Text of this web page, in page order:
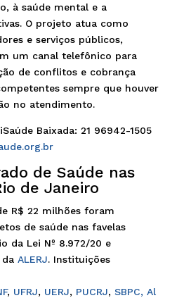
à saúde mental e a
O projeto atua como
e serviços públicos,
um canal telefônico para
de conflitos e cobrança
sempre que houver
no atendimento.
Baixada: 21 96942-1505
de Saúde nas
de Janeiro
R$ 22 milhões foram
de saúde nas favelas
da Lei Nº 8.972/20 e
da ALERJ. Instituições
, UFRJ, UERJ, PUCRJ, SBPC, Al